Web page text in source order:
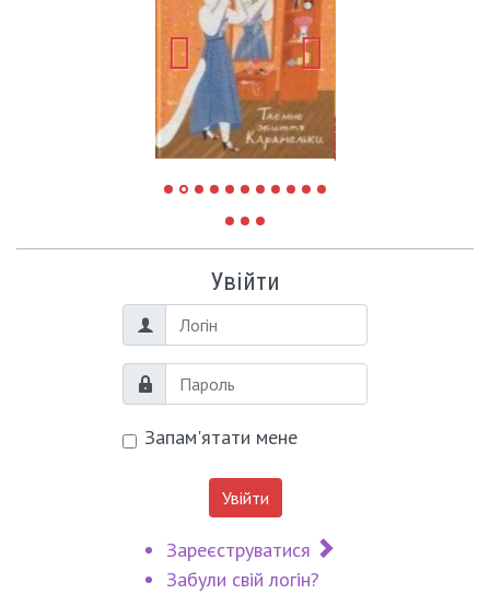
Увійти
Логін
Пароль
Запам'ятати мене
Увійти
Зареєструватися
Забули свій логін?